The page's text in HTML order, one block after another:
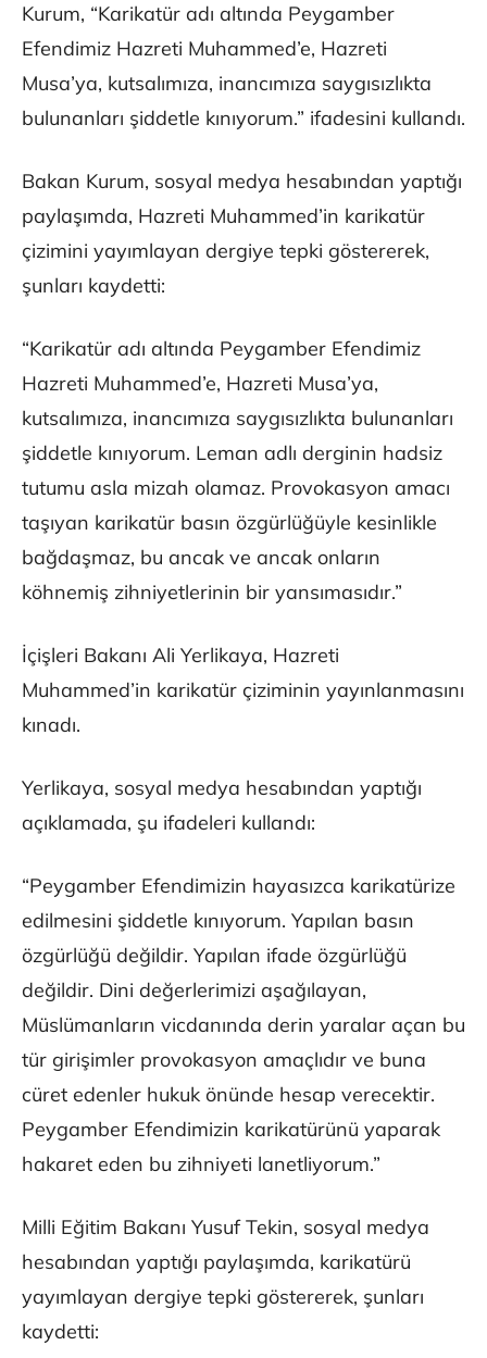
Kurum, “Karikatür adı altında Peygamber
Efendimiz Hazreti Muhammed’e, Hazreti
Musa’ya, kutsalımıza, inancımıza saygısızlıkta
bulunanları şiddetle kınıyorum.” ifadesini kullandı.
Bakan Kurum, sosyal medya hesabından yaptığı
paylaşımda, Hazreti Muhammed’in karikatür
çizimini yayımlayan dergiye tepki göstererek,
şunları kaydetti:
“Karikatür adı altında Peygamber Efendimiz
Hazreti Muhammed’e, Hazreti Musa’ya,
kutsalımıza, inancımıza saygısızlıkta bulunanları
şiddetle kınıyorum. Leman adlı derginin hadsiz
tutumu asla mizah olamaz. Provokasyon amacı
taşıyan karikatür basın özgürlüğüyle kesinlikle
bağdaşmaz, bu ancak ve ancak onların
köhnemiş zihniyetlerinin bir yansımasıdır.”
İçişleri Bakanı Ali Yerlikaya, Hazreti
Muhammed’in karikatür çiziminin yayınlanmasını
kınadı.
Yerlikaya, sosyal medya hesabından yaptığı
açıklamada, şu ifadeleri kullandı:
“Peygamber Efendimizin hayasızca karikatürize
edilmesini şiddetle kınıyorum. Yapılan basın
özgürlüğü değildir. Yapılan ifade özgürlüğü
değildir. Dini değerlerimizi aşağılayan,
Müslümanların vicdanında derin yaralar açan bu
tür girişimler provokasyon amaçlıdır ve buna
cüret edenler hukuk önünde hesap verecektir.
Peygamber Efendimizin karikatürünü yaparak
hakaret eden bu zihniyeti lanetliyorum.”
Milli Eğitim Bakanı Yusuf Tekin, sosyal medya
hesabından yaptığı paylaşımda, karikatürü
yayımlayan dergiye tepki göstererek, şunları
kaydetti: